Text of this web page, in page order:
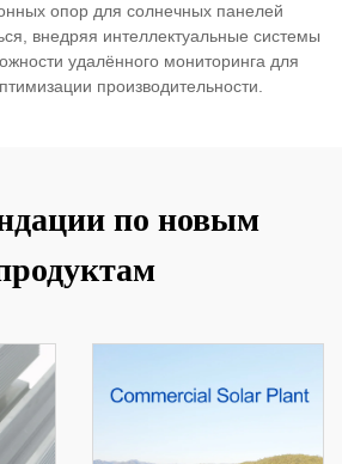
опор для солнечных панелей
внедряя интеллектуальные системы
удалённого мониторинга для
производительности.
по новым